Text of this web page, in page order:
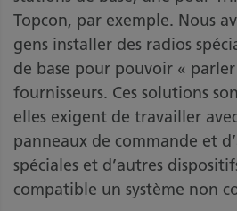
Topcon, par exemple. Nous
gens installer des radios
de base pour pouvoir «
fournisseurs. Ces solutions
elles exigent de travailler
panneaux de commande et
spéciales et d’autres
compatible un système non